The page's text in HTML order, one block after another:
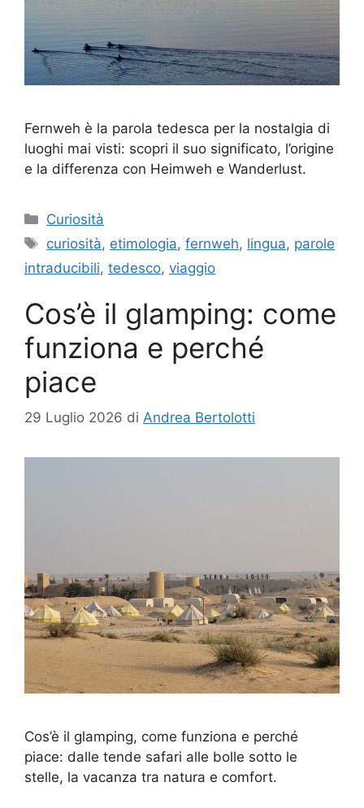
Fernweh è la parola tedesca per la nostalgia di
luoghi mai visti: scopri il suo significato, l’origine
e la differenza con Heimweh e Wanderlust.
Categorie
Curiosità
Tag
curiosità, etimologia,fernweh, lingua, parole
intraducibili, tedesco, viaggio
Cos’è il glamping: come
funziona e perché
piace
29 Luglio 2026 di Andrea Bertolotti
Cos’è il glamping, come funziona e perché
piace: dalle tende safari alle bolle sotto le
stelle, la vacanza tra natura e comfort.